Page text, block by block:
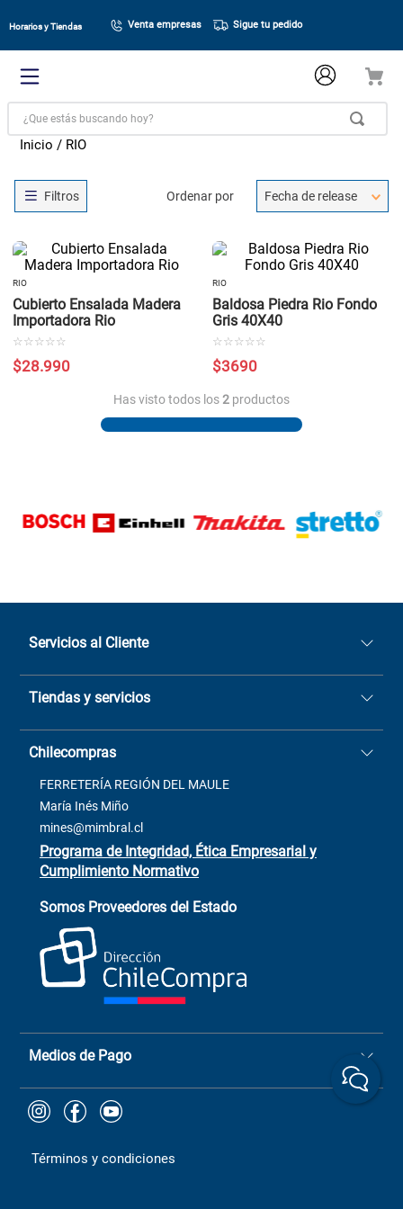
Horarios y Tiendas Venta empresas Sigue tu pedido
¿Que estás buscando hoy?
RIO
Ordenar por Fecha de release
RIO
Cubierto Ensalada Madera
Importadora Rio
☆ ☆ ☆ ☆ ☆
$28.990
RIO
Baldosa Piedra Rio Fondo
Gris 40X40
☆ ☆ ☆ ☆ ☆
$3690
Has visto todos los2 productos
Servicios al Cliente
Quiénes somos
Sucursales
Términos y condiciones
Contacto
Venta Terreno
Trabaja con Nosotros
+(73) 256
ChileCompras
+56 9 9888 9549
Tiendas y servicios
Casa Matriz: Avenida Chorrillos
2137 San Javier, Fono (73)
Chilecompras
FERRETERÍA REGIÓN DEL MAULE
María Inés Miño
mines@mimbral.cl
Programa de Integridad, Ética Empresarial y
Cumplimiento Normativo
Somos Proveedores del Estado
Medios de Pago
Términos y condiciones